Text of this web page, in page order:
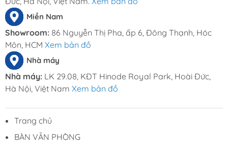
Thạnh, Hóc Môn, TP HCM
Email : dautuduongdong@gmail.com
Miền Nam
Showroom: 86 Nguyễn Thị Pha, ấp 6, Đông Thạnh, Hóc
Môn, HCM Xem bản đồ
Nhà máy
Nhà máy: LK 29.08, KĐT Hinode Royal Park, Hoài Đức,
Hà Nội, Việt Nam Xem bản đồ
Trang chủ
BÀN VĂN PHÒNG